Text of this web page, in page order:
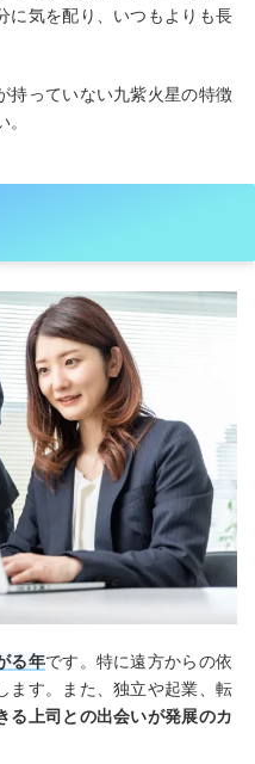
に気を配り、いつもよりも長
持っていない九紫火星の特徴
る年です。特に遠方からの依
ます。また、独立や起業、転
る上司との出会いが発展のカ